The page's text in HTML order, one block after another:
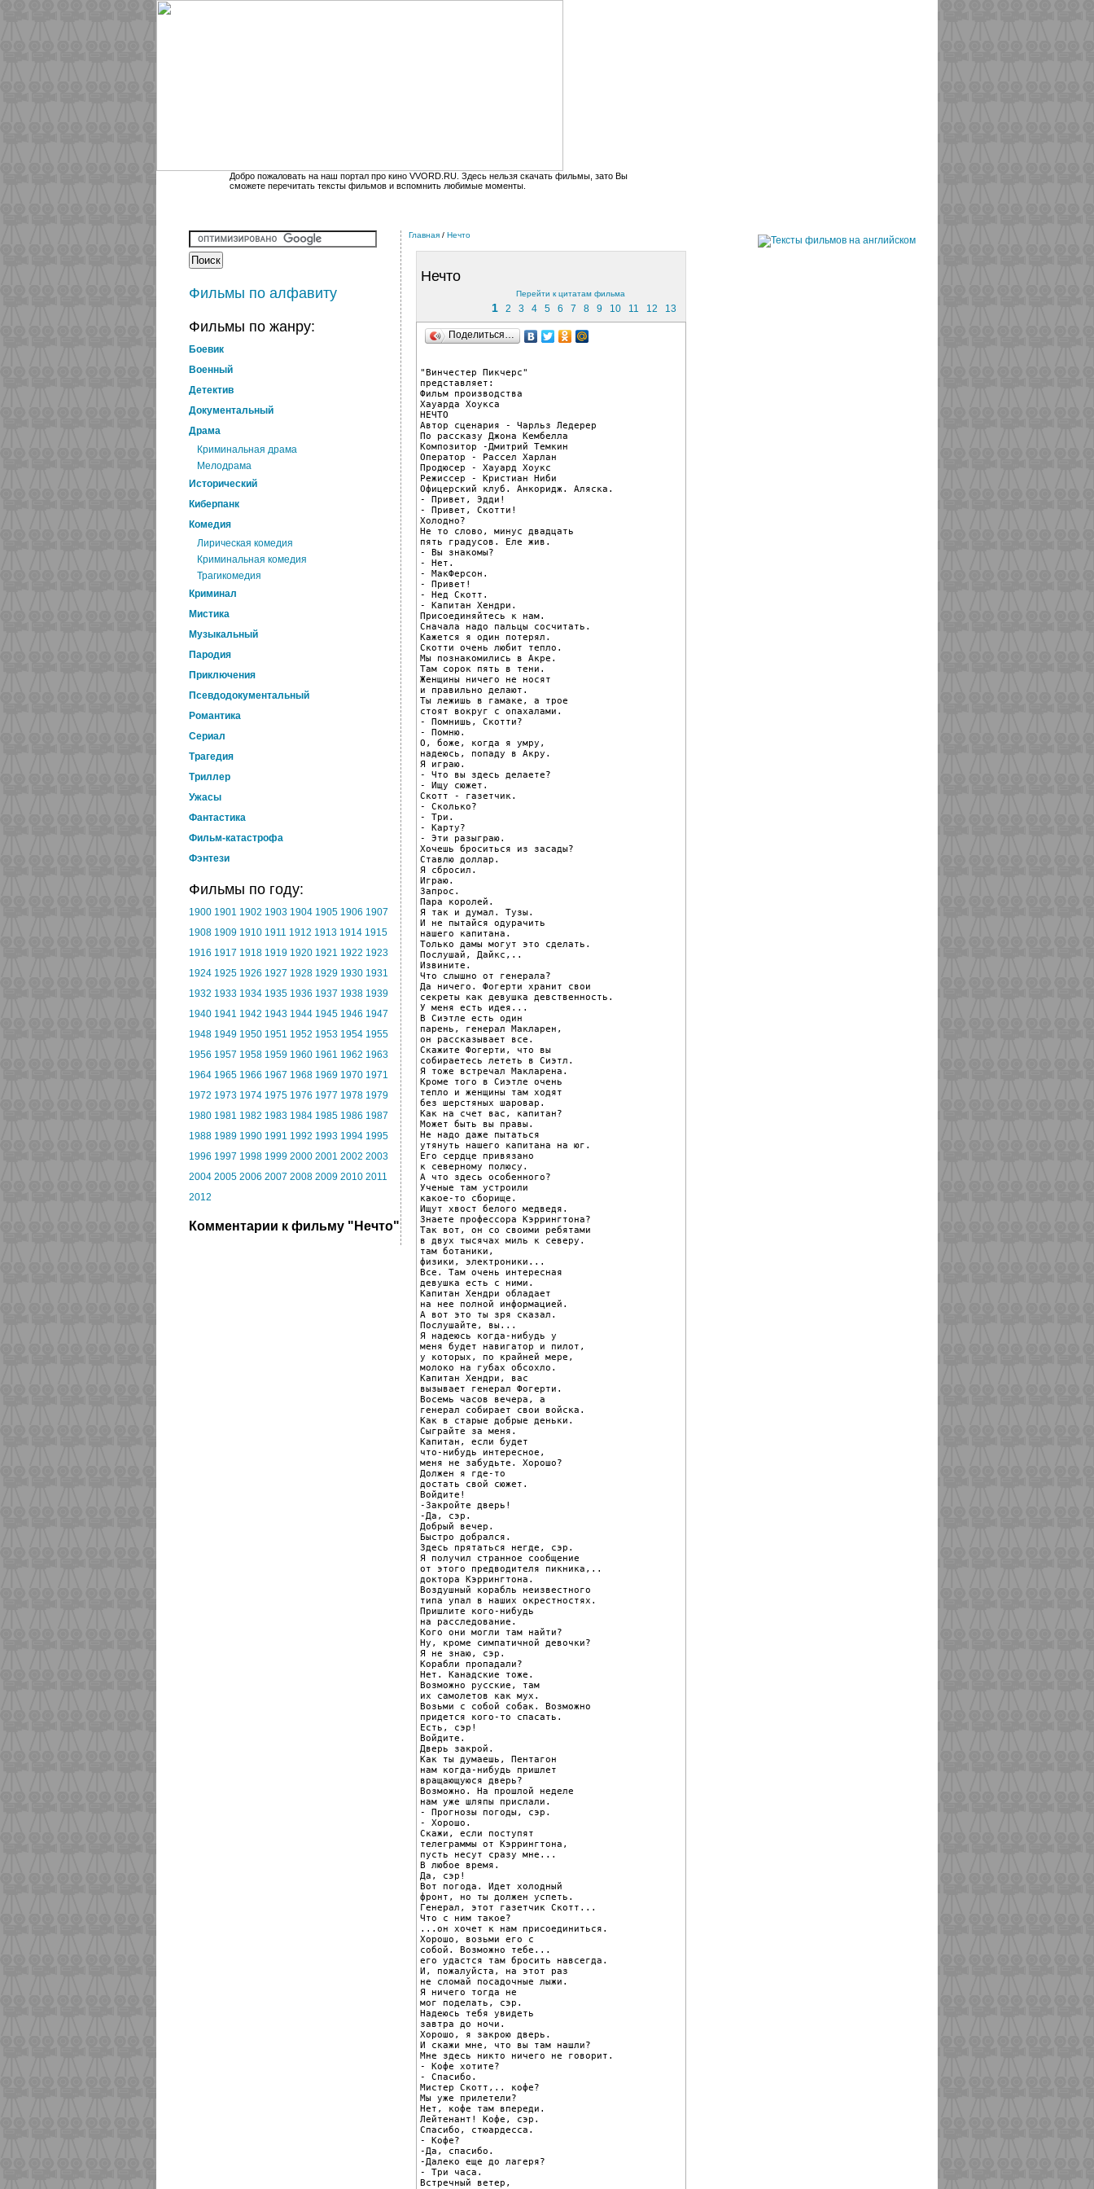
Добро пожаловать на наш портал про кино VVORD.RU. Здесь нельзя скачать фильмы, зато Вы
сможете перечитать тексты фильмов и вспомнить любимые моменты.
Фильмы по алфавиту
Фильмы по жанру:
Боевик
Военный
Детектив
Документальный
Драма
Криминальная драма
Мелодрама
Исторический
Киберпанк
Комедия
Лирическая комедия
Криминальная комедия
Трагикомедия
Криминал
Мистика
Музыкальный
Пародия
Приключения
Псевдодокументальный
Романтика
Cериал
Трагедия
Триллер
Ужасы
Фантастика
Фильм-катастрофа
Фэнтези
Фильмы по году:
1900 1901 1902 1903 1904 1905 1906 1907
1908 1909 1910 1911 1912 1913 1914 1915
1916 1917 1918 1919 1920 1921 1922 1923
1924 1925 1926 1927 1928 1929 1930 1931
1932 1933 1934 1935 1936 1937 1938 1939
1940 1941 1942 1943 1944 1945 1946 1947
1948 1949 1950 1951 1952 1953 1954 1955
1956 1957 1958 1959 1960 1961 1962 1963
1964 1965 1966 1967 1968 1969 1970 1971
1972 1973 1974 1975 1976 1977 1978 1979
1980 1981 1982 1983 1984 1985 1986 1987
1988 1989 1990 1991 1992 1993 1994 1995
1996 1997 1998 1999 2000 2001 2002 2003
2004 2005 2006 2007 2008 2009 2010 2011
2012
Комментарии к фильму "Нечто"
Главная / Нечто
Нечто
Перейти к цитатам фильма
1 2 3 4 5 6 7 8 9 10 11 12 13
Поделиться…
"Винчестер Пикчерс"
представляет:
Фильм производства
Хауарда Хоукса
НЕЧТО
Автор сценария - Чарльз Ледерер
По рассказу Джона Кембелла
Композитор -Дмитрий Темкин
Оператор - Рассел Харлан
Продюсер - Хауард Хоукс
Режиссер - Кристиан Ниби
Офицерский клуб. Анкоридж. Аляска.
- Привет, Эдди!
- Привет, Скотти!
Холодно?
Не то слово, минус двадцать
пять градусов. Еле жив.
- Вы знакомы?
- Нет.
- МакФерсон.
- Привет!
- Нед Скотт.
- Капитан Хендри.
Присоединяйтесь к нам.
Сначала надо пальцы сосчитать.
Кажется я один потерял.
Скотти очень любит тепло.
Мы познакомились в Акре.
Там сорок пять в тени.
Женщины ничего не носят
и правильно делают.
Ты лежишь в гамаке, а трое
стоят вокруг с опахалами.
- Помнишь, Скотти?
- Помню.
О, боже, когда я умру,
надеюсь, попаду в Акру.
Я играю.
- Что вы здесь делаете?
- Ищу сюжет.
Скотт - газетчик.
- Сколько?
- Три.
- Карту?
- Эти разыграю.
Хочешь броситься из засады?
Ставлю доллар.
Я сбросил.
Играю.
Запрос.
Пара королей.
Я так и думал. Тузы.
И не пытайся одурачить
нашего капитана.
Только дамы могут это сделать.
Послушай, Дайкс,..
Извините.
Что слышно от генерала?
Да ничего. Фогерти хранит свои
секреты как девушка девственность.
У меня есть идея...
В Сиэтле есть один
парень, генерал Макларен,
он рассказывает все.
Скажите Фогерти, что вы
собираетесь лететь в Сиэтл.
Я тоже встречал Макларена.
Кроме того в Сиэтле очень
тепло и женщины там ходят
без шерстяных шаровар.
Как на счет вас, капитан?
Может быть вы правы.
Не надо даже пытаться
утянуть нашего капитана на юг.
Его сердце привязано
к северному полюсу.
А что здесь особенного?
Ученые там устроили
какое-то сборище.
Ищут хвост белого медведя.
Знаете профессора Кэррингтона?
Так вот, он со своими ребятами
в двух тысячах миль к северу.
там ботаники,
физики, электроники...
Все. Там очень интересная
девушка есть с ними.
Капитан Хендри обладает
на нее полной информацией.
А вот это ты зря сказал.
Послушайте, вы...
Я надеюсь когда-нибудь у
меня будет навигатор и пилот,
у которых, по крайней мере,
молоко на губах обсохло.
Капитан Хендри, вас
вызывает генерал Фогерти.
Восемь часов вечера, а
генерал собирает свои войска.
Как в старые добрые деньки.
Сыграйте за меня.
Капитан, если будет
что-нибудь интересное,
меня не забудьте. Хорошо?
Должен я где-то
достать свой сюжет.
Войдите!
-Закройте дверь!
-Да, сэр.
Добрый вечер.
Быстро добрался.
Здесь прятаться негде, сэр.
Я получил странное сообщение
от этого предводителя пикника,..
доктора Кэррингтона.
Воздушный корабль неизвестного
типа упал в наших окрестностях.
Пришлите кого-нибудь
на расследование.
Кого они могли там найти?
Ну, кроме симпатичной девочки?
Я не знаю, сэр.
Корабли пропадали?
Нет. Канадские тоже.
Возможно русские, там
их самолетов как мух.
Возьми с собой собак. Возможно
придется кого-то спасать.
Есть, сэр!
Войдите.
Дверь закрой.
Как ты думаешь, Пентагон
нам когда-нибудь пришлет
вращающуюся дверь?
Возможно. На прошлой неделе
нам уже шляпы прислали.
- Прогнозы погоды, сэр.
- Хорошо.
Скажи, если поступят
телеграммы от Кэррингтона,
пусть несут сразу мне...
В любое время.
Да, сэр!
Вот погода. Идет холодный
фронт, но ты должен успеть.
Генерал, этот газетчик Скотт...
Что с ним такое?
...он хочет к нам присоединиться.
Хорошо, возьми его с
собой. Возможно тебе...
его удастся там бросить навсегда.
И, пожалуйста, на этот раз
не сломай посадочные лыжи.
Я ничего тогда не
мог поделать, сэр.
Надеюсь тебя увидеть
завтра до ночи.
Хорошо, я закрою дверь.
И скажи мне, что вы там нашли?
Мне здесь никто ничего не говорит.
- Кофе хотите?
- Спасибо.
Мистер Скотт,.. кофе?
Мы уже прилетели?
Нет, кофе там впереди.
Лейтенант! Кофе, сэр.
Спасибо, стюардесса.
- Кофе?
-Да, спасибо.
-Далеко еще до лагеря?
- Три часа.
Встречный ветер,